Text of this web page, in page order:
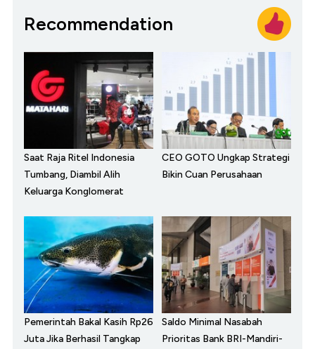
Recommendation
Saat Raja Ritel Indonesia
Tumbang, Diambil Alih
Keluarga Konglomerat
CEO GOTO Ungkap Strategi
Bikin Cuan Perusahaan
Pemerintah Bakal Kasih Rp26
Juta Jika Berhasil Tangkap
Saldo Minimal Nasabah
Prioritas Bank BRI-Mandiri-